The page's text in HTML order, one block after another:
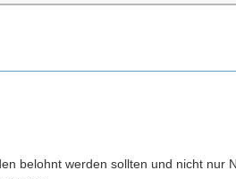
belohnt werden sollten und nicht nur